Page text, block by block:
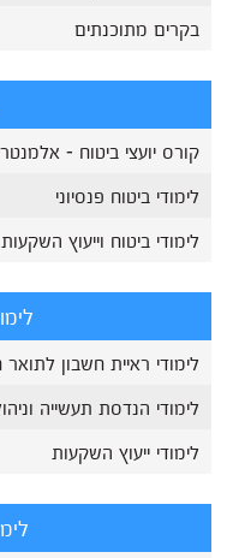
בקרים מתוכנתים
קורס יועצי ביטוח - אלמנטרי
לימודי ביטוח פנסיוני
לימודי ביטוח וייעוץ השקעות
לימודי ראיית חשבון
לימודי הנדסת תעשייה
לימודי ייעוץ השקעות